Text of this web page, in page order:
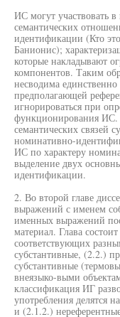
ИС могут участвовать
семантических
идентификации (Кто
Банионис);
которые накладывают
компонентов. Таким
несводима
предполагающей
игнорироваться при
функционирования ИС.
семантических связей
номинативно-
ИС по характеру
выделение двух
идентификации.
2. Во второй главе
выражений с именем
именных выражений
материал. Глава
соответствующих
субстантивные, (2.2.)
субстантивные
внеязыко-выми
классификация ИГ
употребления делятся
и (2.1.2.)